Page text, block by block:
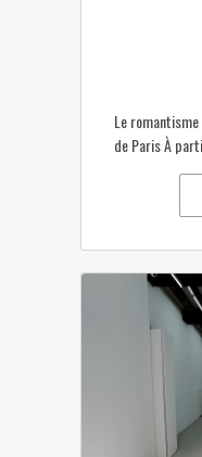
Le
de Paris À